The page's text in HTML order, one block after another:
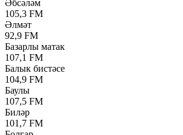
Әбсәләм
105,3 FM
Әлмәт
92,9 FM
Базарлы матак
107,1 FM
Балык бистәсе
104,9 FM
Баулы
107,5 FM
Биләр
101,7 FM